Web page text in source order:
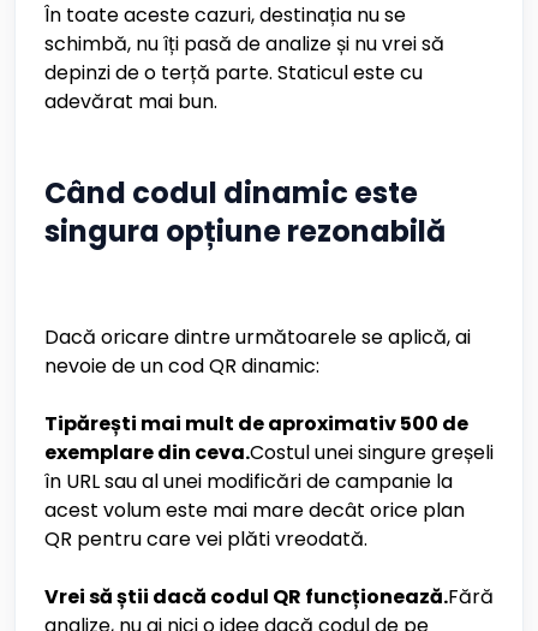
În toate aceste cazuri, destinația nu se
schimbă, nu îți pasă de analize și nu vrei să
depinzi de o terță parte. Staticul este cu
adevărat mai bun.
Când codul dinamic este
singura opțiune rezonabilă
Dacă oricare dintre următoarele se aplică, ai
nevoie de un cod QR dinamic:
Tipărești mai mult de aproximativ 500 de
exemplare din ceva.Costul unei singure greșeli
în URL sau al unei modificări de campanie la
acest volum este mai mare decât orice plan
QR pentru care vei plăti vreodată.
Vrei să știi dacă codul QR funcționează.Fără